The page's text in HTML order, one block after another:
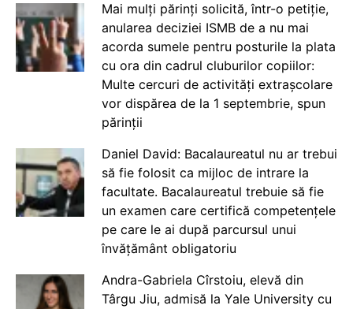
Mai mulți părinți solicită, într-o petiție,
anularea deciziei ISMB de a nu mai
acorda sumele pentru posturile la plata
cu ora din cadrul cluburilor copiilor:
Multe cercuri de activități extrașcolare
vor dispărea de la 1 septembrie, spun
părinții
Daniel David: Bacalaureatul nu ar trebui
să fie folosit ca mijloc de intrare la
facultate. Bacalaureatul trebuie să fie
un examen care certifică competențele
pe care le ai după parcursul unui
învățământ obligatoriu
Andra-Gabriela Cîrstoiu, elevă din
Târgu Jiu, admisă la Yale University cu